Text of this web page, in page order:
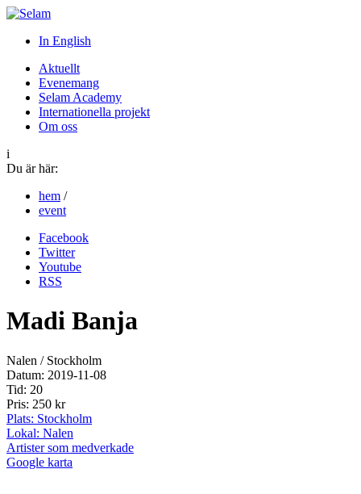
In English
Aktuellt
Evenemang
Selam Academy
Internationella projekt
Om oss
i
Du är här:
hem /
event
Facebook
Twitter
Youtube
RSS
Madi Banja
Nalen / Stockholm
Datum: 2019-11-08
Tid: 20
Pris: 250 kr
Plats: Stockholm
Lokal: Nalen
Artister som medverkade
Google karta